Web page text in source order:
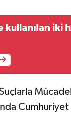
kullanılan iki
Cumhuriyet